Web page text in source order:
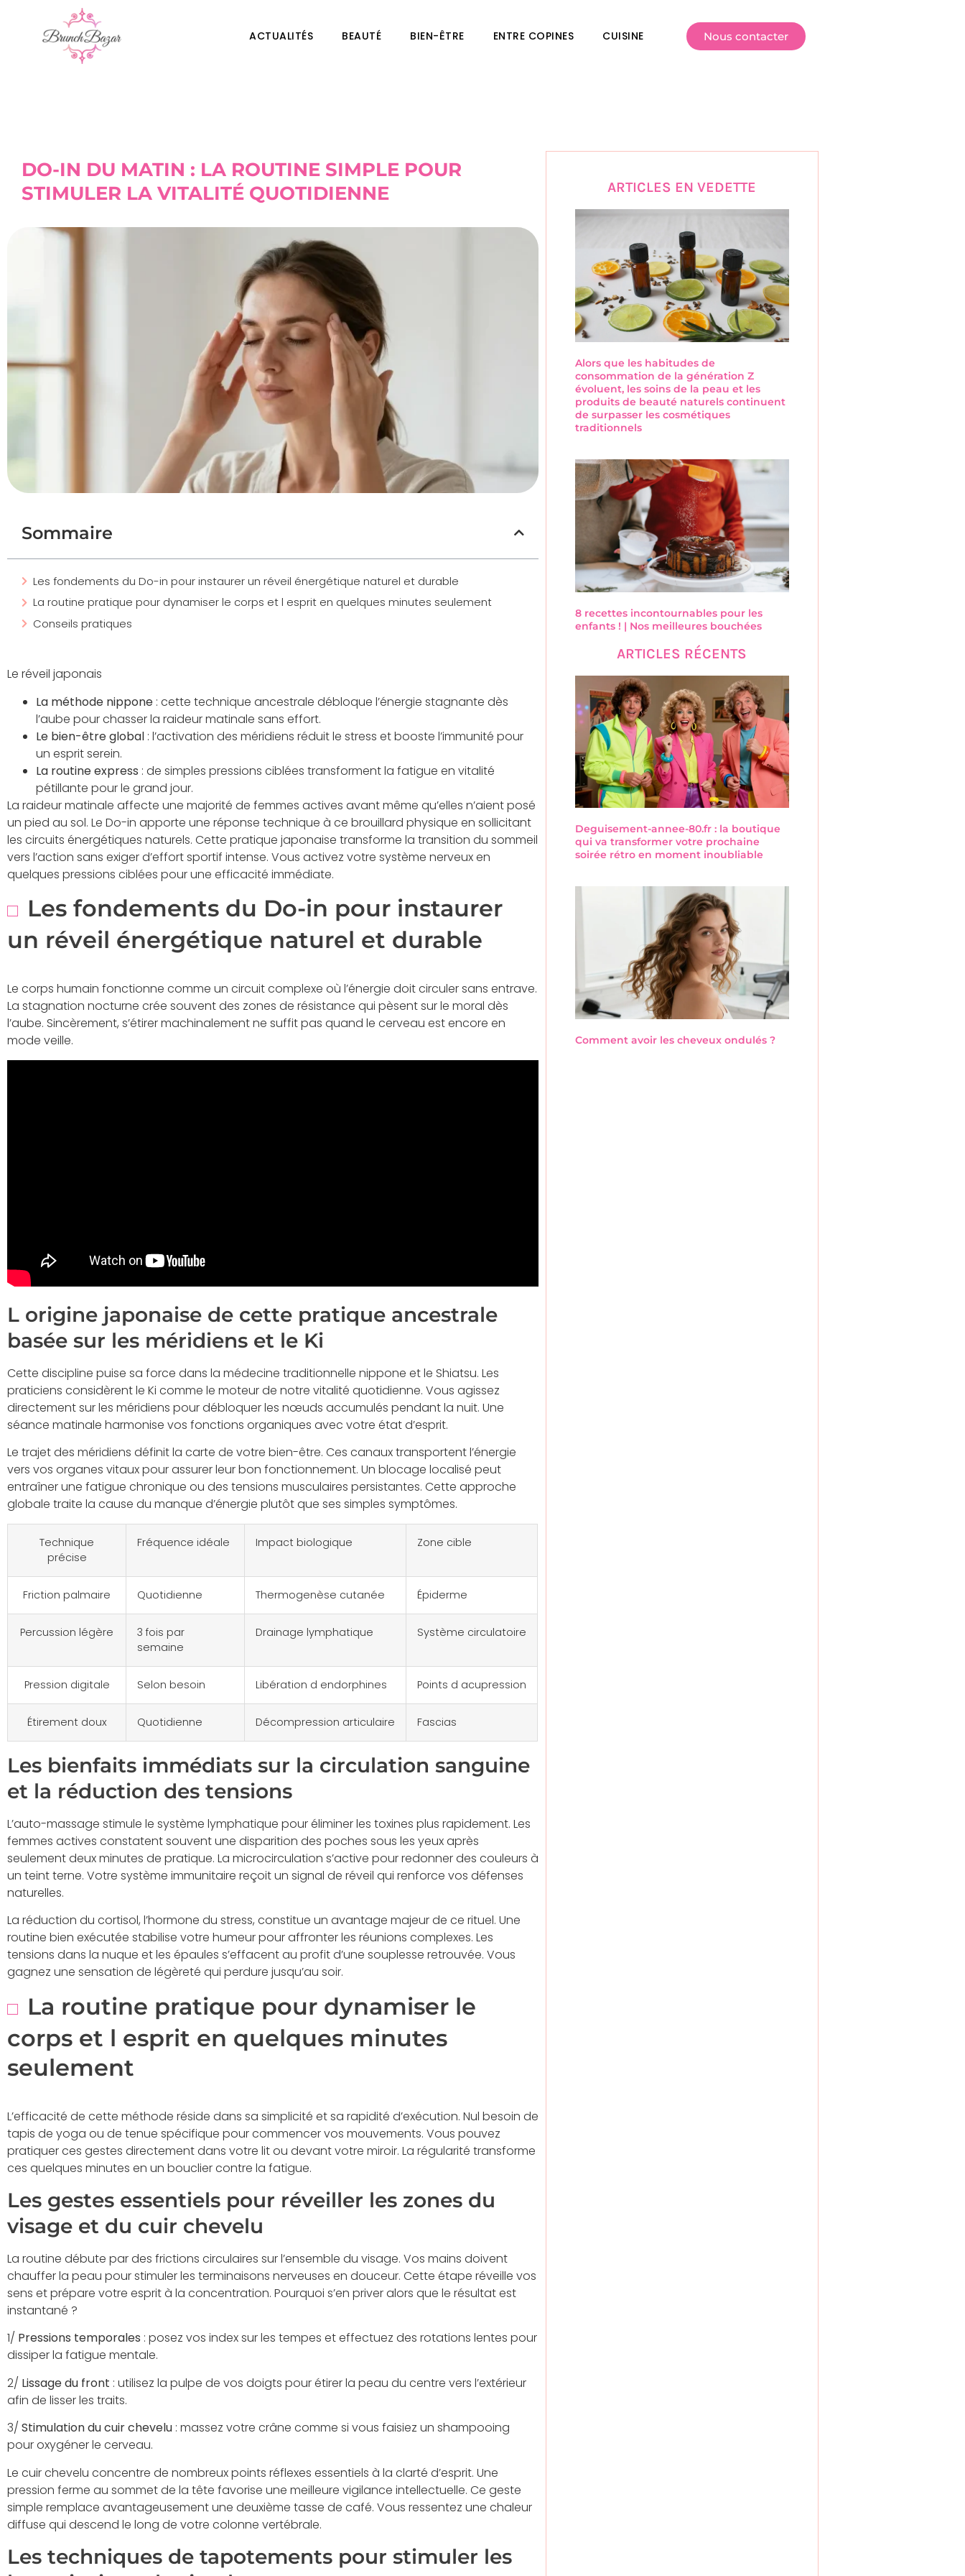
ACTUALITÉS BEAUTÉ BIEN-ÊTRE ENTRE COPINES CUISINE Nous contacter
DO-IN DU MATIN : LA ROUTINE SIMPLE POUR
STIMULER LA VITALITÉ QUOTIDIENNE
Sommaire
Les fondements du Do-in pour instaurer un réveil énergétique naturel et durable
La routine pratique pour dynamiser le corps et l esprit en quelques minutes seulement
Conseils pratiques
Le réveil japonais
La méthode nippone : cette technique ancestrale débloque l’énergie stagnante dès
l’aube pour chasser la raideur matinale sans effort.
Le bien-être global : l’activation des méridiens réduit le stress et booste l’immunité pour
un esprit serein.
La routine express : de simples pressions ciblées transforment la fatigue en vitalité
pétillante pour le grand jour.
La raideur matinale affecte une majorité de femmes actives avant même qu’elles n’aient posé
un pied au sol. Le Do-in apporte une réponse technique à ce brouillard physique en sollicitant
les circuits énergétiques naturels. Cette pratique japonaise transforme la transition du sommeil
vers l’action sans exiger d’effort sportif intense. Vous activez votre système nerveux en
quelques pressions ciblées pour une efficacité immédiate.
Les fondements du Do-in pour instaurer
un réveil énergétique naturel et durable
Le corps humain fonctionne comme un circuit complexe où l’énergie doit circuler sans entrave.
La stagnation nocturne crée souvent des zones de résistance qui pèsent sur le moral dès
l’aube. Sincèrement, s’étirer machinalement ne suffit pas quand le cerveau est encore en
mode veille.
L origine japonaise de cette pratique ancestrale
basée sur les méridiens et le Ki
Cette discipline puise sa force dans la médecine traditionnelle nippone et le Shiatsu. Les
praticiens considèrent le Ki comme le moteur de notre vitalité quotidienne. Vous agissez
directement sur les méridiens pour débloquer les nœuds accumulés pendant la nuit. Une
séance matinale harmonise vos fonctions organiques avec votre état d’esprit.
Le trajet des méridiens définit la carte de votre bien-être. Ces canaux transportent l’énergie
vers vos organes vitaux pour assurer leur bon fonctionnement. Un blocage localisé peut
entraîner une fatigue chronique ou des tensions musculaires persistantes. Cette approche
globale traite la cause du manque d’énergie plutôt que ses simples symptômes.
Technique
précise
Fréquence idéale Impact biologique Zone cible
Friction palmaire Quotidienne Thermogenèse cutanée Épiderme
Percussion légère
3 fois par
semaine
Drainage lymphatique Système circulatoire
Pression digitale Selon besoin Libération d endorphines Points d acupression
Étirement doux Quotidienne Décompression articulaire Fascias
Les bienfaits immédiats sur la circulation sanguine
et la réduction des tensions
L’auto-massage stimule le système lymphatique pour éliminer les toxines plus rapidement. Les
femmes actives constatent souvent une disparition des poches sous les yeux après
seulement deux minutes de pratique. La microcirculation s’active pour redonner des couleurs à
un teint terne. Votre système immunitaire reçoit un signal de réveil qui renforce vos défenses
naturelles.
La réduction du cortisol, l’hormone du stress, constitue un avantage majeur de ce rituel. Une
routine bien exécutée stabilise votre humeur pour affronter les réunions complexes. Les
tensions dans la nuque et les épaules s’effacent au profit d’une souplesse retrouvée. Vous
gagnez une sensation de légèreté qui perdure jusqu’au soir.
La routine pratique pour dynamiser le
corps et l esprit en quelques minutes
seulement
L’efficacité de cette méthode réside dans sa simplicité et sa rapidité d’exécution. Nul besoin de
tapis de yoga ou de tenue spécifique pour commencer vos mouvements. Vous pouvez
pratiquer ces gestes directement dans votre lit ou devant votre miroir. La régularité transforme
ces quelques minutes en un bouclier contre la fatigue.
Les gestes essentiels pour réveiller les zones du
visage et du cuir chevelu
La routine débute par des frictions circulaires sur l’ensemble du visage. Vos mains doivent
chauffer la peau pour stimuler les terminaisons nerveuses en douceur. Cette étape réveille vos
sens et prépare votre esprit à la concentration. Pourquoi s’en priver alors que le résultat est
instantané ?
1/ Pressions temporales : posez vos index sur les tempes et effectuez des rotations lentes pour
dissiper la fatigue mentale.
2/ Lissage du front : utilisez la pulpe de vos doigts pour étirer la peau du centre vers l’extérieur
afin de lisser les traits.
3/ Stimulation du cuir chevelu : massez votre crâne comme si vous faisiez un shampooing
pour oxygéner le cerveau.
Le cuir chevelu concentre de nombreux points réflexes essentiels à la clarté d’esprit. Une
pression ferme au sommet de la tête favorise une meilleure vigilance intellectuelle. Ce geste
simple remplace avantageusement une deuxième tasse de café. Vous ressentez une chaleur
diffuse qui descend le long de votre colonne vertébrale.
Les techniques de tapotements pour stimuler les
ARTICLES EN VEDETTE
Alors que les habitudes de
consommation de la génération Z
évoluent, les soins de la peau et les
produits de beauté naturels continuent
de surpasser les cosmétiques
traditionnels
8 recettes incontournables pour les
enfants ! | Nos meilleures bouchées
ARTICLES RÉCENTS
Deguisement-annee-80.fr : la boutique
qui va transformer votre prochaine
soirée rétro en moment inoubliable
Comment avoir les cheveux ondulés ?